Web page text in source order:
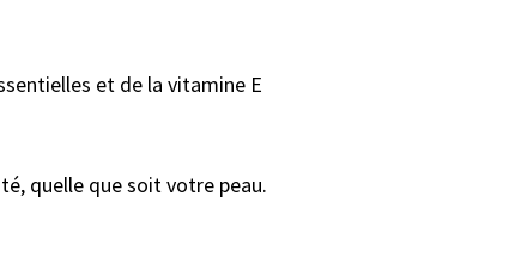
et de la vitamine E
quelle que soit votre peau.